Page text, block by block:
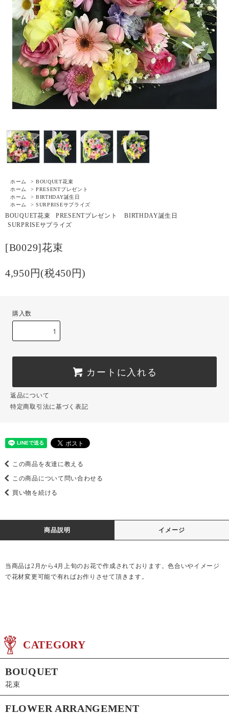
ホーム > BOUQUET花束
ホーム
> PRESENTプレゼント
ホーム
> BIRTHDAY誕生日
ホーム
> SURPRISEサプライズ
BOUQUET花束 PRESENTプレゼント BIRTHDAY誕生日
SURPRISEサプライズ
[B0029]花束
4,950円(税450円)
購入数
カートに入れる
返品について
特定商取引法に基づく表記
この商品を友達に教える
この商品について問い合わせる
買い物を続ける
商品説明 イメージ
当商品は2月から4月上旬のお花で作成されております。色合いやイメージ
で花材変更可能で有ればお作りさせて頂きます。
CATEGORY
BOUQUET
花束
FLOWER ARRANGEMENT